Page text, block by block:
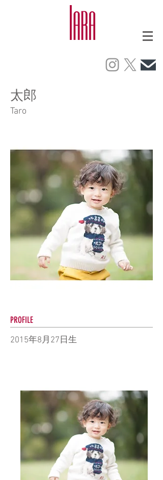
​太郎
Taro
PROFILE
2015年8月27日生